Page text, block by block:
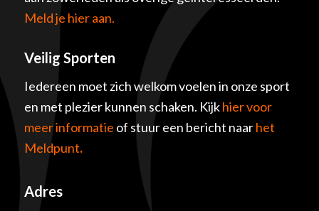
Meld je hier aan.
Veilig Sporten
Iedereen moet zich welkom voelen in onze sport
en met plezier kunnen schaken. Kijkhier voor
meer informatie of stuur een bericht naarhet
Meldpunt.
Adres